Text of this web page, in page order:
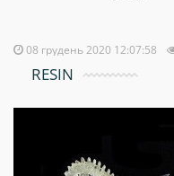
08 грудень 2020 12:07:58
RESIN